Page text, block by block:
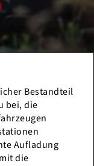
Bestandteil
bei, die
Aufladung
die